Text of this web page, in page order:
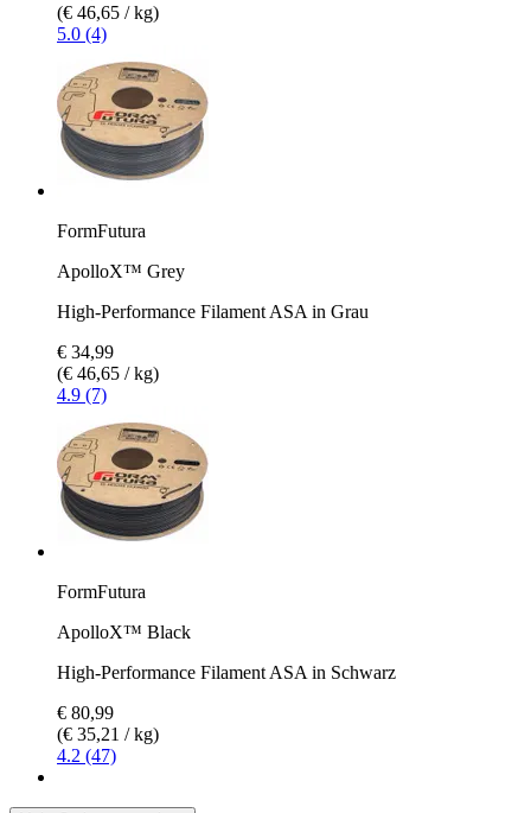
(€ 46,65 / kg)
5.0 (4)
FormFutura
ApolloX™ Grey
High-Performance Filament ASA in Grau
€ 34,99
(€ 46,65 / kg)
4.9 (7)
FormFutura
ApolloX™ Black
High-Performance Filament ASA in Schwarz
€ 80,99
(€ 35,21 / kg)
4.2 (47)